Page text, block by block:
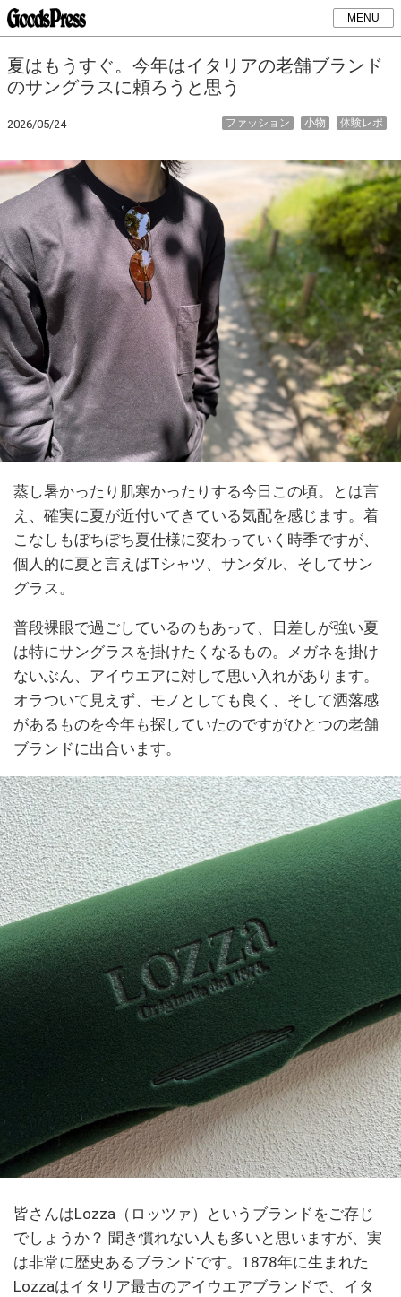
MENU
夏はもうすぐ。今年はイタリアの老舗ブランド
のサングラスに頼ろうと思う
2026/05/24 体験レポ
小物
ファッション
蒸し暑かったり肌寒かったりする今日この頃。とは言
え、確実に夏が近付いてきている気配を感じます。着
こなしもぼちぼち夏仕様に変わっていく時季ですが、
個人的に夏と言えばTシャツ、サンダル、そしてサン
グラス。
普段裸眼で過ごしているのもあって、日差しが強い夏
は特にサングラスを掛けたくなるもの。メガネを掛け
ないぶん、アイウエアに対して思い入れがあります。
オラついて見えず、モノとしても良く、そして洒落感
があるものを今年も探していたのですがひとつの老舗
ブランドに出合います。
皆さんはLozza（ロッツァ）というブランドをご存じ
でしょうか？ 聞き慣れない人も多いと思いますが、実
は非常に歴史あるブランドです。1878年に生まれた
Lozzaはイタリア最古のアイウエアブランドで、イタ